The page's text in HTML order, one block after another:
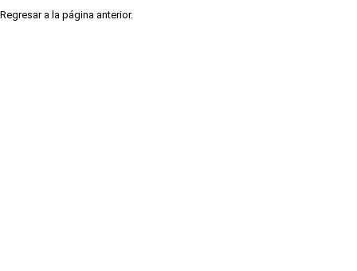
Regresar a la página anterior.